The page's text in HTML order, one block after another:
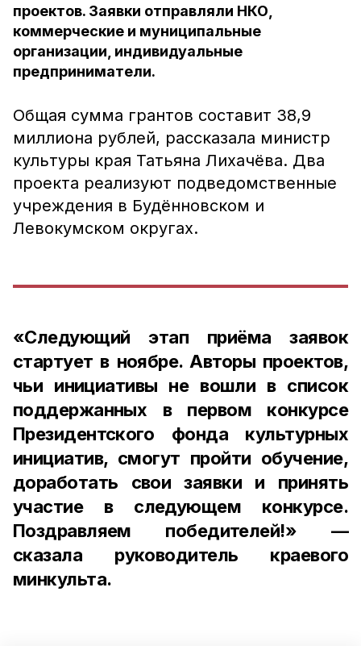
проектов. Заявки отправляли НКО,
коммерческие и муниципальные
организации, индивидуальные
предприниматели.
Общая сумма грантов составит 38,9
миллиона рублей, рассказала министр
культуры края Татьяна Лихачёва. Два
проекта реализуют подведомственные
учреждения в Будённовском и
Левокумском округах.
«Следующий этап приёма заявок
стартует в ноябре. Авторы проектов,
чьи инициативы не вошли в список
поддержанных в первом конкурсе
Президентского фонда культурных
инициатив, смогут пройти обучение,
доработать свои заявки и принять
участие в следующем конкурсе.
Поздравляем победителей!» —
сказала руководитель краевого
минкульта.